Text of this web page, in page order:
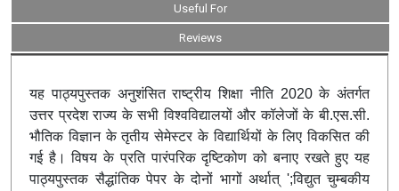
Useful For
Reviews
यह पाठ्यपुस्तक अनुशंसित राष्ट्रीय शिक्षा नीति 2020 के अंतर्गत
उत्तर प्रदेश राज्य के सभी विश्वविद्यालयों और कॉलेजों के बी.एस.सी.
भौतिक विज्ञान के तृतीय सेमेस्टर के विद्यार्थियों के लिए विकसित की
गई है। विषय के प्रति पारंपरिक दृष्टिकोण को बनाए रखते हुए यह
पाठ्यपुस्तक सैद्धांतिक पेपर के दोनों भागों अर्थात् ';विद्युत चुम्बकीय